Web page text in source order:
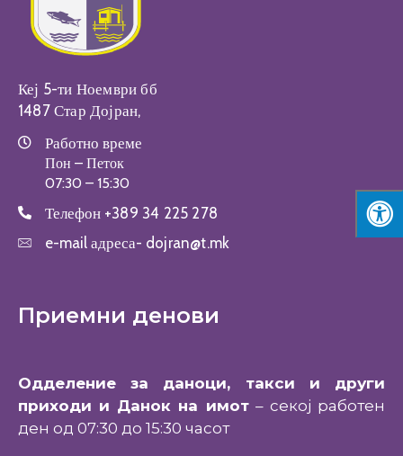
Кеј 5-ти Ноември бб
1487 Стар Дојран,
Работно време
Пон – Петок
07:30 – 15:30
Телефон +389 34 225 278
e-mail адреса- dojran@t.mk
Приемни денови
Одделение за даноци, такси и други
приходи и Данок на имот– секој работен
ден од 07:30 до 15:30 часот